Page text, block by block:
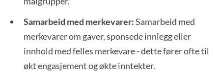
Samarbeid med merkevarer:Samarbeid med
merkevarer om gaver, sponsede innlegg eller
innhold med felles merkevare - dette fører ofte til
økt engasjement og økte inntekter.